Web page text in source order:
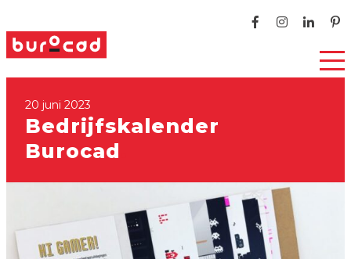
20 juni 2023
Bedrijfskalender
Burocad